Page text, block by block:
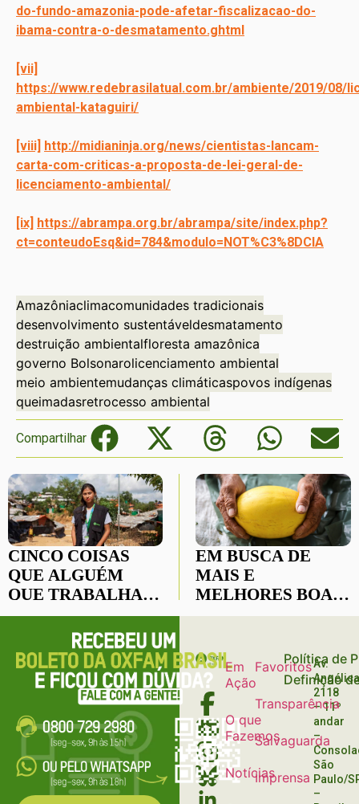
do-fundo-amazonia-pode-afetar-fiscalizacao-do-
ibama-contra-o-desmatamento.ghtml
[vii]
https://www.redebrasilatual.com.br/ambiente/2019/08/
ambiental-kataguiri/
[viii] http://midianinja.org/news/cientistas-lancam-
carta-com-criticas-a-proposta-de-lei-geral-de-
licenciamento-ambiental/
[ix] https://abrampa.org.br/abrampa/site/index.php?
ct=conteudoEsq&id=784&modulo=NOT%C3%8DCIA
Amazôniaclimacomunidades tradicionais
desenvolvimento sustentáveldesmatamento
destruição ambientalfloresta amazônica
governo Bolsonarolicenciamento ambiental
meio ambientemudanças climáticaspovos indígenas
queimadasretrocesso ambiental
Compartilhar
CINCO COISAS
QUE ALGUÉM
QUE TRABALHA
COM AJUDA
HUMANITÁRIA
GOSTARIA DE TE
CONTAR
EM BUSCA DE
MAIS E
MELHORES BOAS
PRÁTICAS NO
Em
Ação
O que
Fazemos
Notícias
Favoritos
Transparência
Salvaguarda
Imprensa
Política de
Definição
Av.
2118
– 11º
andar
–
São
Paulo/
–